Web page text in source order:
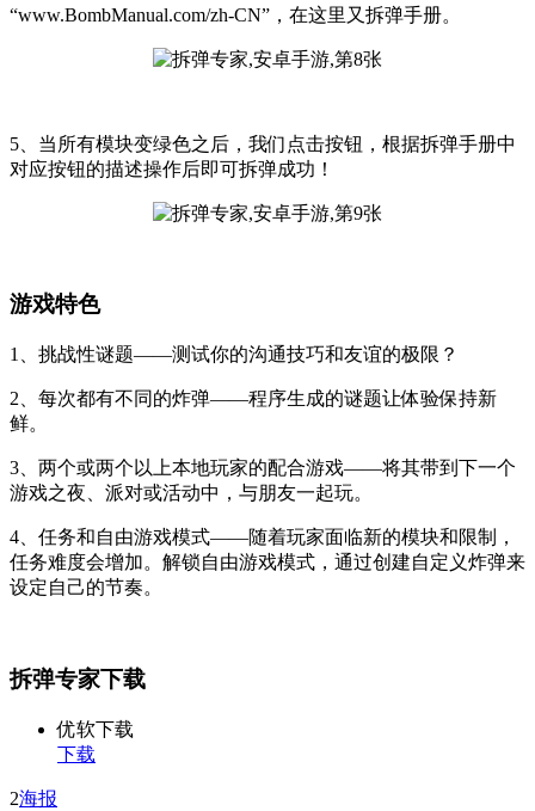
“www.BombManual.com/zh-CN”，在这里又拆弹手册。
5、当所有模块变绿色之后，我们点击按钮，根据拆弹手册中
对应按钮的描述操作后即可拆弹成功！
游戏特色
1、挑战性谜题——测试你的沟通技巧和友谊的极限？
2、每次都有不同的炸弹——程序生成的谜题让体验保持新
鲜。
3、两个或两个以上本地玩家的配合游戏——将其带到下一个
游戏之夜、派对或活动中，与朋友一起玩。
4、任务和自由游戏模式——随着玩家面临新的模块和限制，
任务难度会增加。解锁自由游戏模式，通过创建自定义炸弹来
设定自己的节奏。
拆弹专家下载
优软下载
下载
2海报